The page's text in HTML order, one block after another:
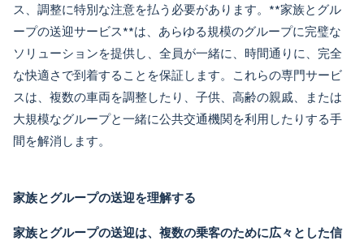
ス、調整に特別な注意を払う必要があります。**家族とグル
ープの送迎サービス**は、あらゆる規模のグループに完璧な
ソリューションを提供し、全員が一緒に、時間通りに、完全
な快適さで到着することを保証します。これらの専門サービ
スは、複数の車両を調整したり、子供、高齢の親戚、または
大規模なグループと一緒に公共交通機関を利用したりする手
間を解消します。
家族とグループの送迎を理解する
家族とグループの送迎は、複数の乗客のために広々とした信